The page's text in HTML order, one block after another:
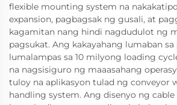
flexible mounting system na
expansion, pagbagsak ng gusali, at
kagamitan nang hindi nagdudulot ng
pagsukat. Ang kakayahang lumaban
lumalampas sa 10 milyong loading
na nagsisiguro ng maaasahang
tuloy na aplikasyon tulad ng conveyor
handling system. Ang disenyo ng